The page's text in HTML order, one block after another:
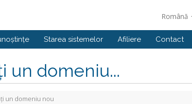
Română
Starea sistemelor Afiliere Contact
un domeniu...
un domeniu nou